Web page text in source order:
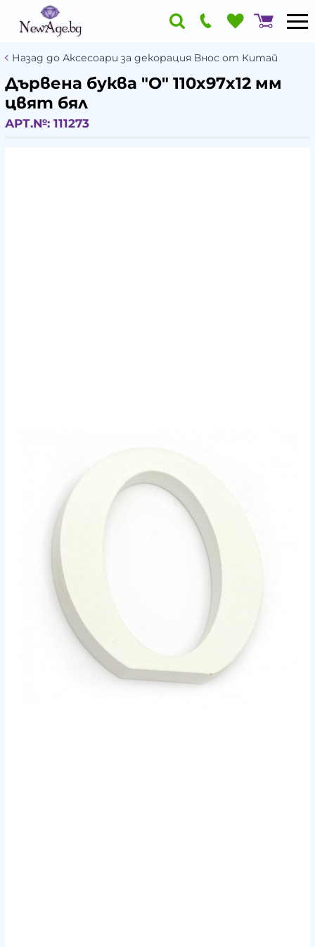
Назад до Аксесоари за декорация Внос от Китай
Дървена буква "O" 110x97x12 мм
цвят бял
АРТ.№: 111273